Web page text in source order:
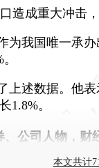
造成重大冲击
我国唯一承
上述数据。他
1.8%。
公司人物，财
本文共计